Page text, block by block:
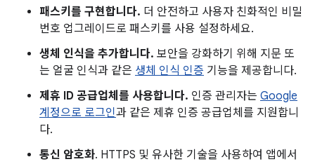
패스키를 구현합니다. 더 안전하고 사용자 친화적인 비밀
번호 업그레이드로 패스키를 사용 설정하세요.
생체 인식을 추가합니다. 보안을 강화하기 위해 지문 또
는 얼굴 인식과 같은 생체 인식 인증 기능을 제공합니다.
제휴 ID 공급업체를 사용합니다. 인증 관리자는 Google
계정으로 로그인과 같은 제휴 인증 공급업체를 지원합니
다.
통신 암호화. HTTPS 및 유사한 기술을 사용하여 앱에서